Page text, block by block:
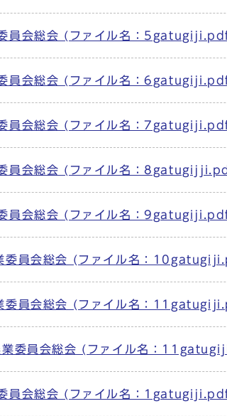
員会総会 (ファイル名：
員会総会 (ファイル名：
員会総会 (ファイル名：
員会総会 (ファイル名：
員会総会 (ファイル名：
員会総会 (ファイル名：
員会総会 (ファイル名：
委員会総会 (ファイル名：
員会総会 (ファイル名：